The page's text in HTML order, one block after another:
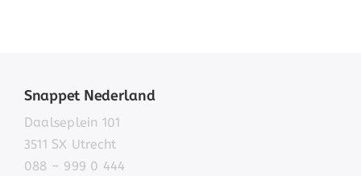
Snappet Nederland
Daalseplein 101
3511 SX Utrecht
088 – 999 0 444